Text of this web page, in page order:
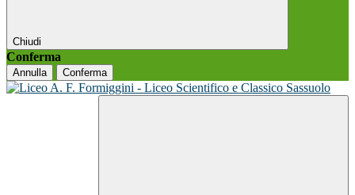
Chiudi
Conferma
Annulla Conferma